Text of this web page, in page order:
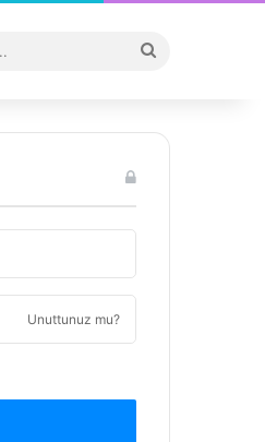
...
Unuttunuz mu?